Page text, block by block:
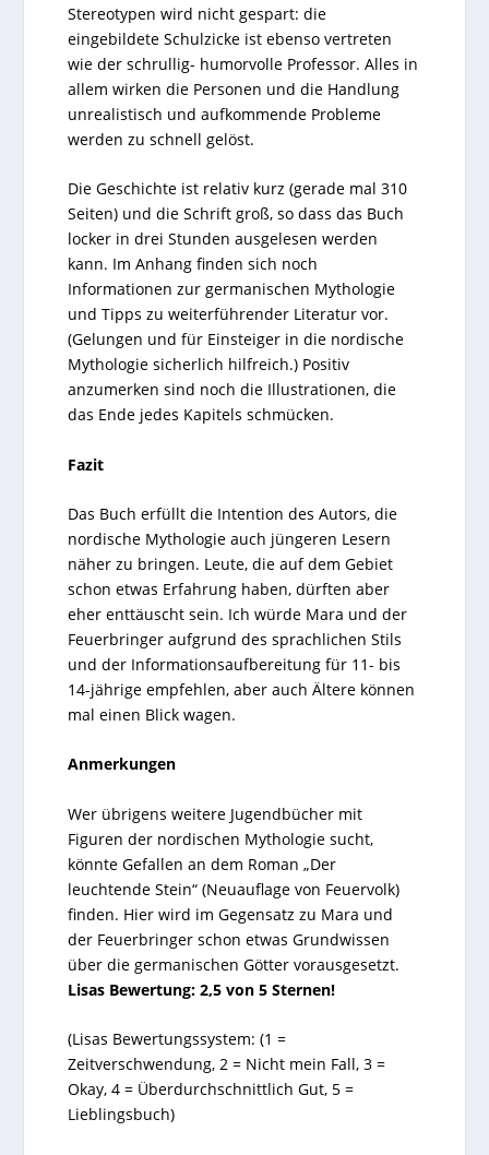
Stereotypen wird nicht gespart: die
eingebildete Schulzicke ist ebenso vertreten
wie der schrullig- humorvolle Professor. Alles in
allem wirken die Personen und die Handlung
unrealistisch und aufkommende Probleme
werden zu schnell gelöst.
Die Geschichte ist relativ kurz (gerade mal 310
Seiten) und die Schrift groß, so dass das Buch
locker in drei Stunden ausgelesen werden
kann. Im Anhang finden sich noch
Informationen zur germanischen Mythologie
und Tipps zu weiterführender Literatur vor.
(Gelungen und für Einsteiger in die nordische
Mythologie sicherlich hilfreich.) Positiv
anzumerken sind noch die Illustrationen, die
das Ende jedes Kapitels schmücken.
Fazit
Das Buch erfüllt die Intention des Autors, die
nordische Mythologie auch jüngeren Lesern
näher zu bringen. Leute, die auf dem Gebiet
schon etwas Erfahrung haben, dürften aber
eher enttäuscht sein. Ich würde Mara und der
Feuerbringer aufgrund des sprachlichen Stils
und der Informationsaufbereitung für 11- bis
14-jährige empfehlen, aber auch Ältere können
mal einen Blick wagen.
Anmerkungen
Wer übrigens weitere Jugendbücher mit
Figuren der nordischen Mythologie sucht,
könnte Gefallen an dem Roman „Der
leuchtende Stein“ (Neuauflage von Feuervolk)
finden. Hier wird im Gegensatz zu Mara und
der Feuerbringer schon etwas Grundwissen
über die germanischen Götter vorausgesetzt.
Lisas Bewertung: 2,5 von 5 Sternen!
(Lisas Bewertungssystem: (1 =
Zeitverschwendung, 2 = Nicht mein Fall, 3 =
Okay, 4 = Überdurchschnittlich Gut, 5 =
Lieblingsbuch)